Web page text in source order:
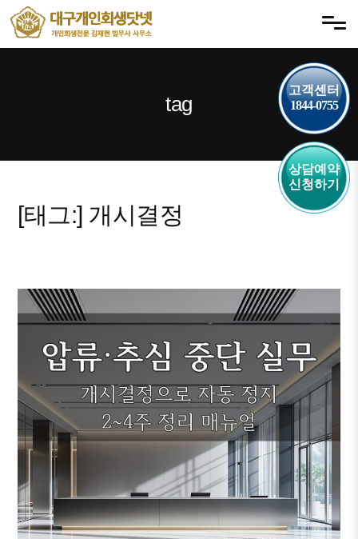
용
으
메뉴 건너뛰기
tag
고객센터
1844-0755
상담예약
신청하기
[태그:] 개시결정